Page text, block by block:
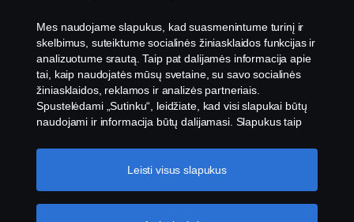
Mes naudojame slapukus, kad suasmenintume turinį ir
skelbimus, suteiktume socialinės žiniasklaidos funkcijas ir
analizuotume srautą. Taip pat dalijamės informacija apie
tai, kaip naudojatės mūsų svetaine, su savo socialinės
žiniasklaidos, reklamos ir analizės partneriais.
Spustelėdami „Sutinku“, leidžiate, kad visi slapukai būtų
naudojami ir informacija būtų dalijamasi. Slapukus taip
pasirinkę norimas priimti kategorijas. Norėdami sužinoti
daugiau, kaip naudojame slapukus, apsilankykite mūsų
Leisti visus slapukus